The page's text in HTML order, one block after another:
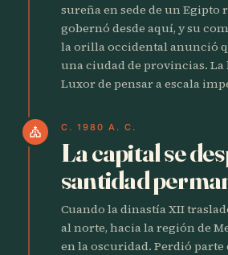
sureña en sede de un Egipto
gobernó desde aquí, y su
la orilla occidental anunció
una ciudad de provincias.
Luxor de pensar a escala
church C. 1980 A. C.
La capital se
santidad
Cuando la dinastía XII
al norte, hacia la región de
en la oscuridad. Perdió parte